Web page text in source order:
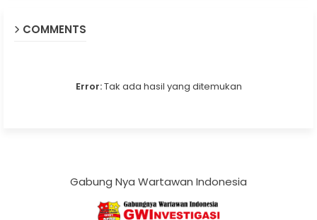
COMMENTS
Error:Tak ada hasil yang ditemukan
Gabung Nya Wartawan Indonesia